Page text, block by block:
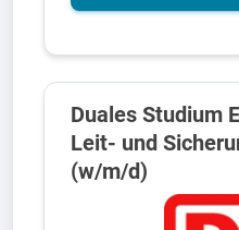
Duales Studium
Leit- und
(w/m/d)